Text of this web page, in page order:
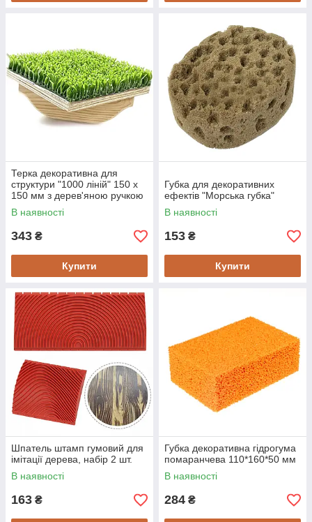
Терка декоративна для
структури "1000 ліній" 150 x
150 мм з дерев'яною ручкою
В наявності
343 ₴
Купити
Губка для декоративних
ефектів "Морська губка"
В наявності
153 ₴
Купити
Шпатель штамп гумовий для
імітації дерева, набір 2 шт.
В наявності
163 ₴
Губка декоративна гідрогума
помаранчева 110*160*50 мм
В наявності
284 ₴